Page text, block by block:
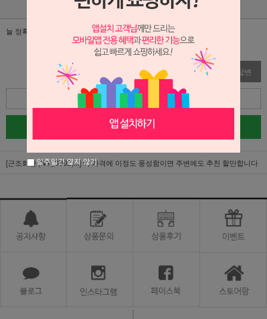
늘 정확한 시간에 배달해주셔서 든든합니다
수정 삭제 답변
글쓰기
[근조화환 (NY_0002)...] 이 가격에 이정도 풍성함이면 주변에도 추천 할만합니다
일주일간 열지 않기